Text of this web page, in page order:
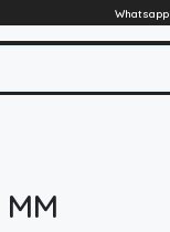
Whatsapp